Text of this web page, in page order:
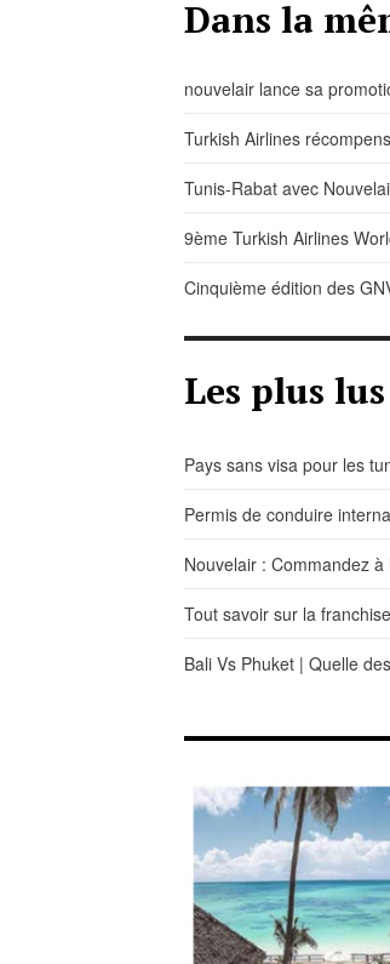
Dans la
nouvelair lance sa
Turkish Airlines
Tunis-Rabat avec
9ème Turkish Airlines
Cinquième édition des
Les plus lus
Pays sans visa pour les
Permis de conduire
Nouvelair : Commandez
Tout savoir sur la
Bali Vs Phuket | Quelle